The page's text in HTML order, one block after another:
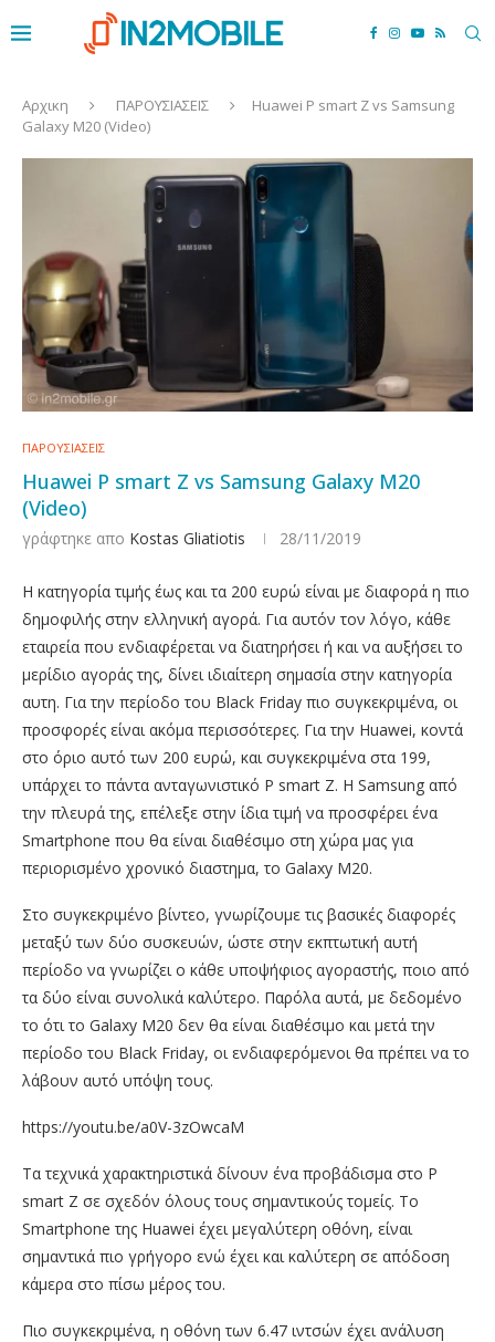
Αρχικη ΠΑΡΟΥΣΙΑΣΕΙΣ
Huawei P smart Z vs Samsung
Galaxy M20 (Video)
ΠΑΡΟΥΣΙΑΣΕΙΣ
Huawei P smart Z vs Samsung Galaxy M20
(Video)
γράφτηκε απο Kostas Gliatiotis 28/11/2019
Η κατηγορία τιμής έως και τα 200 ευρώ είναι με διαφορά η πιο
δημοφιλής στην ελληνική αγορά. Για αυτόν τον λόγο, κάθε
εταιρεία που ενδιαφέρεται να διατηρήσει ή και να αυξήσει το
μερίδιο αγοράς της, δίνει ιδιαίτερη σημασία στην κατηγορία
αυτη. Για την περίοδο του Black Friday πιο συγκεκριμένα, οι
προσφορές είναι ακόμα περισσότερες. Για την Huawei, κοντά
στο όριο αυτό των 200 ευρώ, και συγκεκριμένα στα 199,
υπάρχει το πάντα ανταγωνιστικό P smart Z. Η Samsung από
την πλευρά της, επέλεξε στην ίδια τιμή να προσφέρει ένα
Smartphone που θα είναι διαθέσιμο στη χώρα μας για
περιορισμένο χρονικό διαστημα, το Galaxy M20.
Στο συγκεκριμένο βίντεο, γνωρίζουμε τις βασικές διαφορές
μεταξύ των δύο συσκευών, ώστε στην εκπτωτική αυτή
περίοδο να γνωρίζει ο κάθε υποψήφιος αγοραστής, ποιο από
τα δύο είναι συνολικά καλύτερο. Παρόλα αυτά, με δεδομένο
το ότι το Galaxy M20 δεν θα είναι διαθέσιμο και μετά την
περίοδο του Black Friday, οι ενδιαφερόμενοι θα πρέπει να το
λάβουν αυτό υπόψη τους.
https://youtu.be/a0V-3zOwcaM
Τα τεχνικά χαρακτηριστικά δίνουν ένα προβάδισμα στο P
smart Z σε σχεδόν όλους τους σημαντικούς τομείς. Το
Smartphone της Huawei έχει μεγαλύτερη οθόνη, είναι
σημαντικά πιο γρήγορο ενώ έχει και καλύτερη σε απόδοση
κάμερα στο πίσω μέρος του.
Πιο συγκεκριμένα, η οθόνη των 6.47 ιντσών έχει ανάλυση